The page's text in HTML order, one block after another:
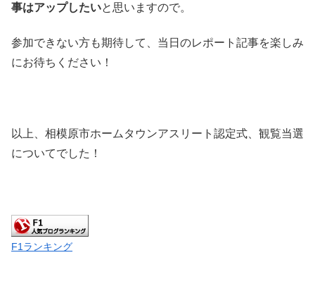
事はアップしたいと思いますので。
参加できない方も期待して、当日のレポート記事を楽しみ
にお待ちください！
以上、相模原市ホームタウンアスリート認定式、観覧当選
についてでした！
F1ランキング